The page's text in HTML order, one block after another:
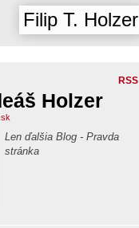
Filip T. Holzer
RSS
Holzer
Len ďalšia Blog - Pravda
stránka